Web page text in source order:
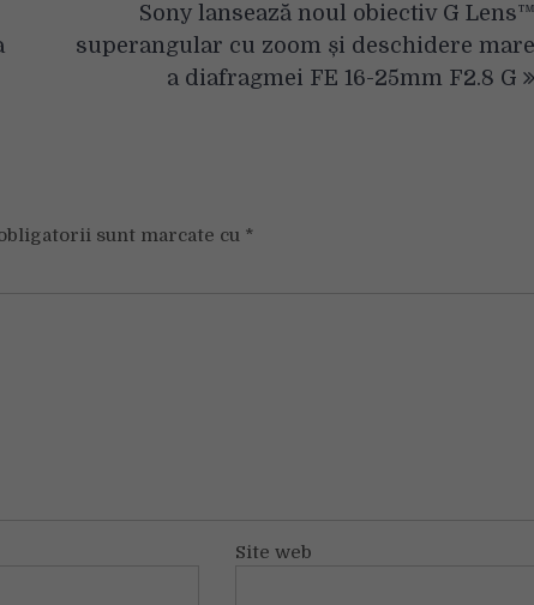
Sony lansează noul obiectiv G Lens™
superangular cu zoom și deschidere mare
a diafragmei FE 16-25mm F2.8 G
sunt marcate cu *
Site web